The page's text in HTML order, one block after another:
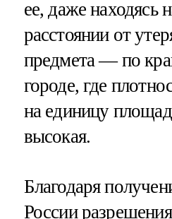
ее, даже находясь
расстоянии от
предмета — по
городе, где
на единицу
высокая.
Благодаря
России